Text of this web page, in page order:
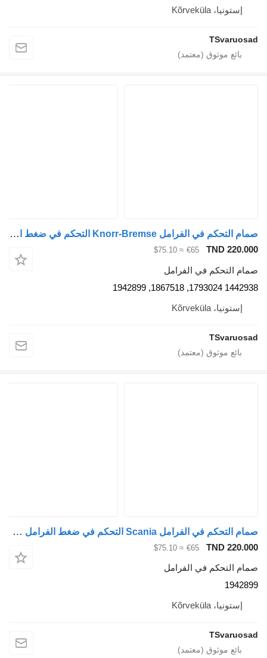
إستونيا، Kõrveküla
TSvaruosad
صمام التحكم في الفرامل Knorr-Bremse التحكم في ضغط الفرامل 1442938 لـ السيارات القاطرة Scania R420
TND 220.000
€65
≈ $75.10
صمام التحكم في الفرامل
1442938 1793024, 1867518, 1942899
إستونيا، Kõrveküla
TSvaruosad
صمام التحكم في الفرامل Scania التحكم في ضغط الفرامل 1942899 لـ السيارات القاطرة Scania R420
TND 220.000
€65
≈ $75.10
صمام التحكم في الفرامل
1942899
إستونيا، Kõrveküla
TSvaruosad